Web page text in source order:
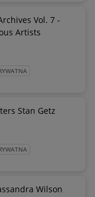
Vol. 7 -
Artists
Stan Getz
Wilson